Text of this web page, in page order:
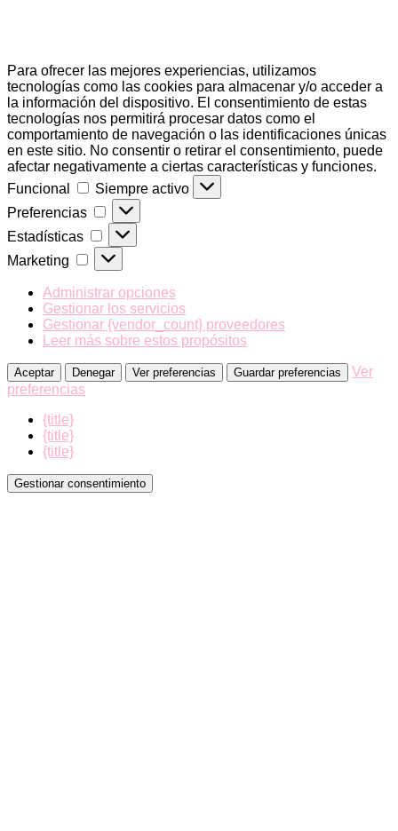
Para ofrecer las mejores experiencias, utilizamos
tecnologías como las cookies para almacenar y/o acceder a
la información del dispositivo. El consentimiento de estas
tecnologías nos permitirá procesar datos como el
comportamiento de navegación o las identificaciones únicas
en este sitio. No consentir o retirar el consentimiento, puede
afectar negativamente a ciertas características y funciones.
Funcional
Funcional
Siempre activo
Preferencias
Preferencias
Estadísticas Estadísticas
Marketing Marketing
Administrar opciones
Gestionar los servicios
Gestionar {vendor_count} proveedores
Leer más sobre estos propósitos
Aceptar Denegar Ver preferencias Guardar preferencias
Ver
preferencias
{title}
{title}
{title}
Gestionar consentimiento